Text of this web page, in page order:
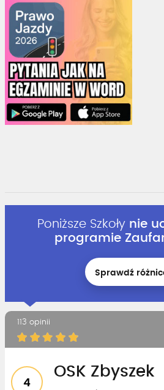
Poniższe Szkoły nie
programie
Sprawdź
113 opinii
4
OSK Zbyszek